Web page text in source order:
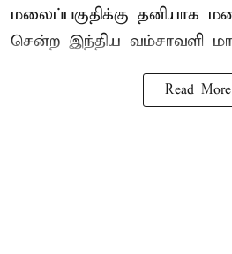
மலைப்பகுதிக்கு தனியாக
சென்ற இந்திய வம்சாவளி
Read More